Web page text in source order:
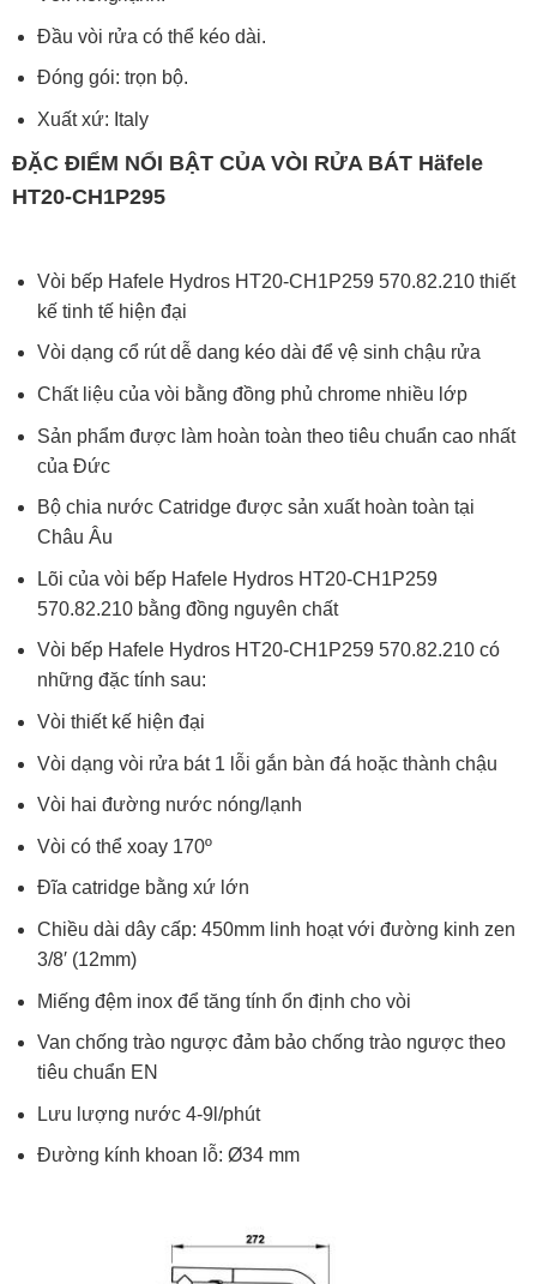
Đầu vòi rửa có thể kéo dài.
Đóng gói: trọn bộ.
Xuất xứ: Italy
ĐẶC ĐIỂM NỔI BẬT CỦA VÒI RỬA BÁT Häfele
HT20-CH1P295
Vòi bếp Hafele Hydros HT20-CH1P259 570.82.210 thiết
kế tinh tế hiện đại
Vòi dạng cổ rút dễ dang kéo dài để vệ sinh chậu rửa
Chất liệu của vòi bằng đồng phủ chrome nhiều lớp
Sản phẩm được làm hoàn toàn theo tiêu chuẩn cao nhất
của Đức
Bộ chia nước Catridge được sản xuất hoàn toàn tại
Châu Âu
Lõi của vòi bếp Hafele Hydros HT20-CH1P259
570.82.210 bằng đồng nguyên chất
Vòi bếp Hafele Hydros HT20-CH1P259 570.82.210 có
những đặc tính sau:
Vòi thiết kế hiện đại
Vòi dạng vòi rửa bát 1 lỗi gắn bàn đá hoặc thành chậu
Vòi hai đường nước nóng/lạnh
Vòi có thể xoay 170º
Đĩa catridge bằng xứ lớn
Chiều dài dây cấp: 450mm linh hoạt với đường kinh zen
3/8′ (12mm)
Miếng đệm inox để tăng tính ổn định cho vòi
Van chống trào ngược đảm bảo chống trào ngược theo
tiêu chuẩn EN
Lưu lượng nước 4-9l/phút
Đường kính khoan lỗ: Ø34 mm